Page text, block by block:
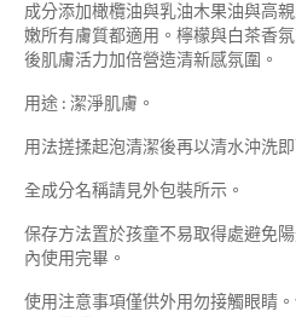
成分添加橄欖油與乳油木果油與高
嫩所有膚質都適用。檸檬與白茶香
後肌膚活力加倍營造清新感氛圍。
用途 : 潔淨肌膚。
用法搓揉起泡清潔後再以清水沖洗
全成分名稱請見外包裝所示。
保存方法置於孩童不易取得處避免
內使用完畢。
使用注意事項僅供外用勿接觸眼睛